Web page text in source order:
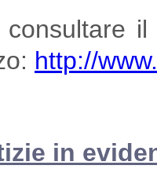
http://
in